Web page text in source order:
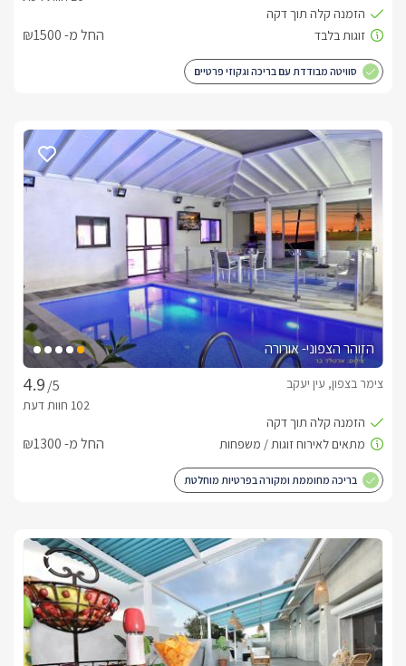
החל מ- ₪1500
סוויטה מבודדת עם בריכה וגקוזי פרטיים
הזוהר הצפוני- אורורה
/5
צימר בצפון, עין יעקב
החל מ- ₪1300
בריכה מחוממת ומקורה בפרטיות מוחלטת